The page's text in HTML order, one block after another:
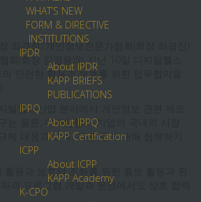
WHAT’S NEW
FORM & DIRECTIVE
INSTITUTIONS
IPDR
About IPDR
KAPP BRIEFS
PUBLICATIONS
IPPQ
About IPPQ
KAPP Certification
ICPP
About ICPP
KAPP Academy
K-CPO
최경진) 개인정보전문가협회(회장 최경진)
회(회장 김영웅)와 지난 10일 디지털헬스
안전한 활용과 보호를 위한 업무협약을
털헬스산업 분야에서 개인정보 관련 제도
는 물론, 디지털헬스 기업의 국내외 시장
제 대응과 교육, 자문 등에 대해 협력하기
활용과 보호의 조화를 위한 홍보 활동과 전
격 프로그램 개발과 운영에서도 상호 협력